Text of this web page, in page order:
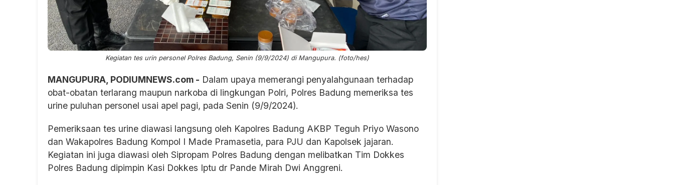
Kegiatan tes urin personel Polres Badung, Senin (9/9/2024) di Mangupura. (foto/hes)
MANGUPURA, PODIUMNEWS.com - Dalam upaya memerangi penyalahgunaan terhadap
obat-obatan terlarang maupun narkoba di lingkungan Polri, Polres Badung memeriksa tes
urine puluhan personel usai apel pagi, pada Senin (9/9/2024).
Pemeriksaan tes urine diawasi langsung oleh Kapolres Badung AKBP Teguh Priyo Wasono
dan Wakapolres Badung Kompol I Made Pramasetia, para PJU dan Kapolsek jajaran.
Kegiatan ini juga diawasi oleh Sipropam Polres Badung dengan melibatkan Tim Dokkes
Polres Badung dipimpin Kasi Dokkes Iptu dr Pande Mirah Dwi Anggreni.